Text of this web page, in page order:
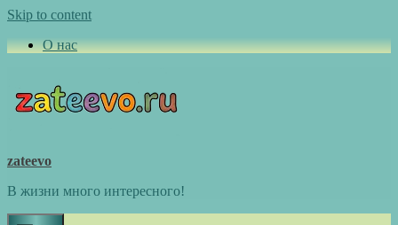
Skip to content
О нас
zateevo
В жизни много интересного!